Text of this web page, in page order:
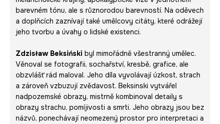
barevném tónu, ale s různorodou barevností. Na oděvech
a doplňcích zaznívají také umělcovy citáty, které odrážejí
jeho tvorbu a úvahy o lidské existenci.
Zdzisław Beksiński byl mimořádně všestranný umělec.
Věnoval se fotografii, sochařství, kresbě, grafice, ale
obzvlášť rád maloval. Jeho díla vyvolávají úzkost, strach
a zároveň vzbuzují zvědavost. Beksinski vytvářel
nadpozemské obrazy, mistrně kombinoval detaily s
obrazy strachu, pomíjivosti a smrti. Jeho obrazy jsou bez
názvů, ponechávají neomezený prostor pro interpretaci a